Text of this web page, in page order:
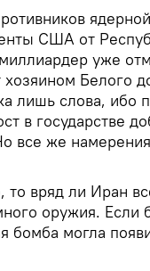
США от
уже
хозяином Белого
лишь слова, ибо
в государстве
все же
то вряд ли Иран
оружия. Если
бомба могла